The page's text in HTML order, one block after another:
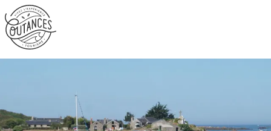
Aller
au
contenu
principal